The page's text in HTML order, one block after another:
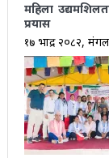
महिला
प्रयास
१७ भाद्र २०८२,